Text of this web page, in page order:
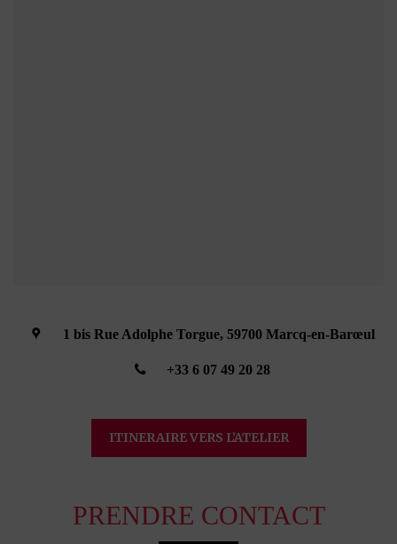
1 bis Rue Adolphe Torgue, 59700 Marcq-en-Barœul
+33 6 07 49 20 28
ITINERAIRE VERS L’ATELIER
PRENDRE CONTACT